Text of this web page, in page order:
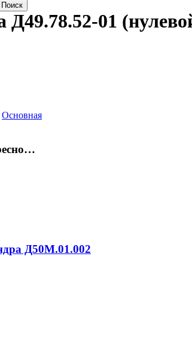
Поиск
Д49.78.52-01
Основная
Д50М.01.002